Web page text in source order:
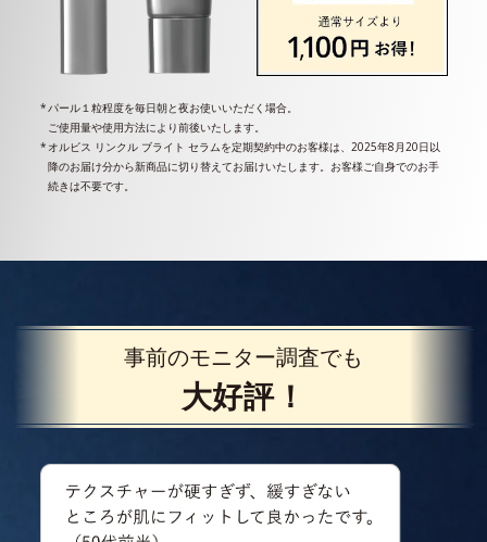
パール１粒程度を毎日朝と夜お使いいただく場合。
ご使用量や使用方法により前後いたします。
オルビス リンクル ブライト セラムを定期契約中のお客様は、2025年8月20日以
降のお届け分から新商品に切り替えてお届けいたします。お客様ご自身でのお手
続きは不要です。
事前のモニター調査でも
大好評！